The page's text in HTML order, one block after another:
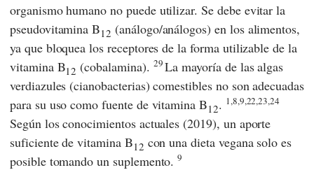
organismo humano no puede utilizar. Se debe evitar la
pseudovitamina B12 (análogo/análogos) en los alimentos,
ya que bloquea los receptores de la forma utilizable de la
vitamina B12 (cobalamina). 29La mayoría de las algas
verdiazules (cianobacterias) comestibles no son adecuadas
para su uso como fuente de vitamina B12. 1,8,9,22,23,24
Según los conocimientos actuales (2019), un aporte
suficiente de vitamina B12 con una dieta vegana solo es
posible tomando un suplemento.9